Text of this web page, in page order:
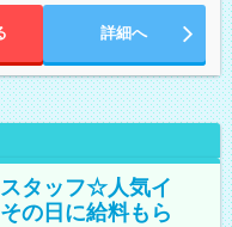
詳細へ
タッフ☆人気イ
の日に給料もら